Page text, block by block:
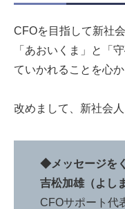
CFOを目指して新社
「あおいくま」と「
ていかれることを心
改めまして、新社会
◆メッセージを
吉松加雄（よし
CFOサポート代